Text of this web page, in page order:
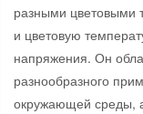
разными цветовыми
и цветовую
напряжения. Он
разнообразного
окружающей среды,